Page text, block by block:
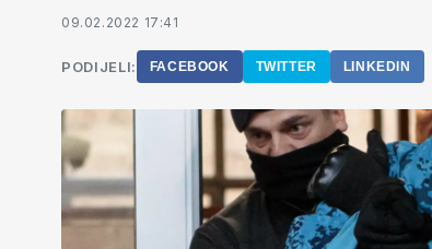
09.02.2022 17:41
PODIJELI: FACEBOOK TWITTER LINKEDIN